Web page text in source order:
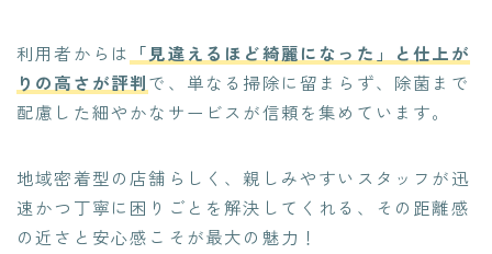
利用者からは 「見違えるほど綺麗になった」と仕上が
りの高さが評判で、単なる掃除に留まらず、除菌まで
配慮した細やかなサービスが信頼を集めています。
地域密着型の店舗らしく、親しみやすいスタッフが迅
速かつ丁寧に困りごとを解決してくれる、その距離感
の近さと安心感こそが最大の魅力！